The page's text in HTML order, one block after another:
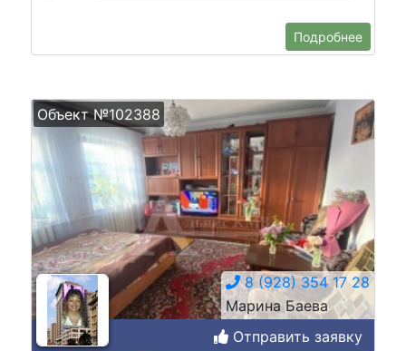
Подробнее
Объект №102388
8 (928) 354 17 28
Марина Баева
Отправить заявку